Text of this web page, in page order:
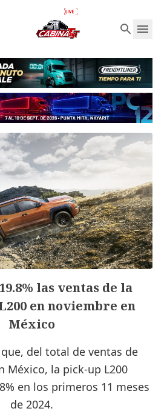
las ventas de la
en noviembre en
México
del total de ventas de
México, la pick-up L200
en los primeros 11 meses
de 2024.